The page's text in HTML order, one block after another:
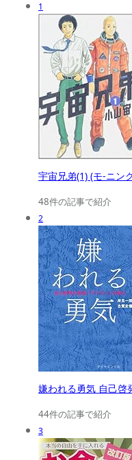
1
宇宙兄弟(1) (モ-ニン
48件の記事で紹介
2
嫌われる勇気 自己啓
44件の記事で紹介
3